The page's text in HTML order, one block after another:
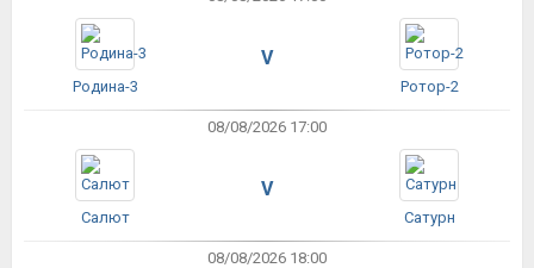
Родина-3
V
Ротор-2
08/08/2026 17:00
Салют
V
Сатурн
08/08/2026 18:00